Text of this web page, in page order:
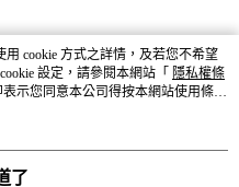
cookie 方式之詳情，及若您不希望
設定，請參閱本網站「 隱私權條
示您同意本公司得按本網站使用條款
了